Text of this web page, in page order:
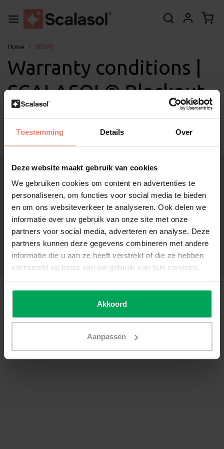
Toestemming Details Over
Deze website maakt gebruik van cookies
We gebruiken cookies om content en advertenties te
personaliseren, om functies voor social media te bieden
en om ons websiteverkeer te analyseren. Ook delen we
informatie over uw gebruik van onze site met onze
partners voor social media, adverteren en analyse. Deze
partners kunnen deze gegevens combineren met andere
informatie die u aan ze heeft verstrekt of die ze hebben
verzameld op basis van uw gebruik van hun services.
Akkoord
Aanpassen
Home XBWB
Warranty conditions |
SCALASOL® Blackout
Window Film XBWB
About Scalasol®
Applications
Service
Other
Customer Support
My account
Categories
Contact details